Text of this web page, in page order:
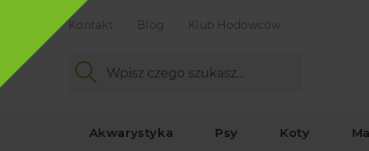
Kontakt Blog Klub Hodowców
Akwarystyka Psy Koty